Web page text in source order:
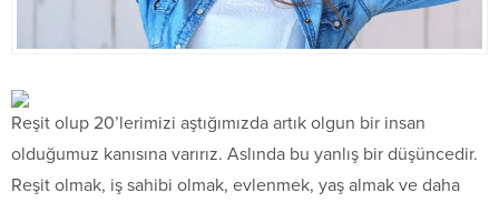
Reşit olup 20’lerimizi aştığımızda artık olgun bir insan
olduğumuz kanısına varırız. Aslında bu yanlış bir düşüncedir.
Reşit olmak, iş sahibi olmak, evlenmek, yaş almak ve daha